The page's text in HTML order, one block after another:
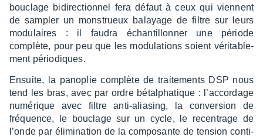
bouclage bidi­rec­tion­nel fera défaut à ceux qui viennent
de sampler un mons­trueux balayage de filtre sur leurs
modu­laires : il faudra échan­tillon­ner une période
complète, pour peu que les modu­la­tions soient véri­ta­ble­
ment pério­diques.
Ensuite, la pano­plie complète de trai­te­ments DSP nous
tend les bras, avec par ordre bétal­pha­tique : l’ac­cor­dage
numé­rique avec filtre anti-alia­sing, la conver­sion de
fréquence, le bouclage sur un cycle, le recen­trage de
l’onde par élimi­na­tion de la compo­sante de tension conti­